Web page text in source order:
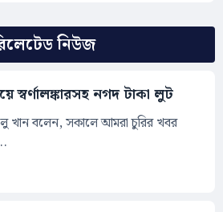
নিউজ
স্বর্ণালঙ্কারসহ নগদ টাকা লুট
খান বলেন, সকালে আমরা চুরির খবর